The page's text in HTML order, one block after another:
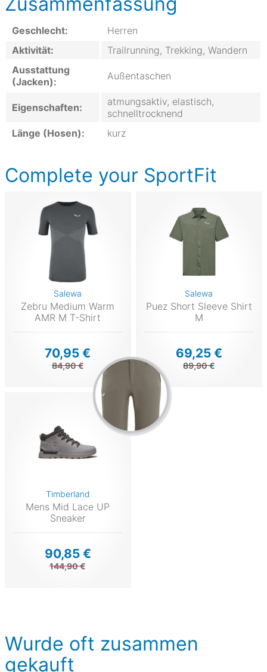
Geschlecht:
Herren
Aktivität:
Trailrunning, Trekking, Wandern
Ausstattung
(Jacken):
Außentaschen
Eigenschaften:
atmungsaktiv, elastisch,
schnelltrocknend
Länge (Hosen):
kurz
Complete your SportFit
Salewa
Zebru Medium Warm
AMR M T-Shirt
70,95 €
84,90 €
Salewa
Puez Short Sleeve Shirt
M
69,25 €
89,90 €
Timberland
Mens Mid Lace UP
Sneaker
90,85 €
144,90 €
Wurde oft zusammen
gekauft